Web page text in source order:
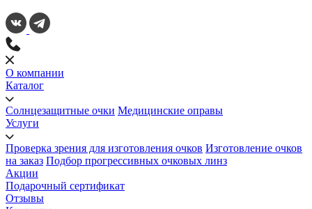
О компании
Каталог
Солнцезащитные очки Медицинские оправы
Услуги
Проверка зрения для изготовления очков Изготовление очков
на заказ Подбор прогрессивных очковых линз
Акции
Подарочный сертификат
Отзывы